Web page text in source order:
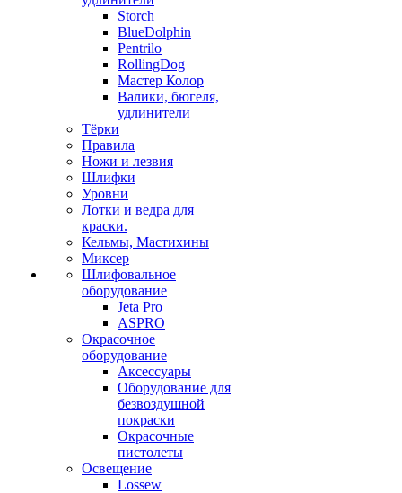
Storch
BlueDolphin
Pentrilo
RollingDog
Мастер Колор
Валики, бюгеля,
удлинители
Тёрки
Правила
Ножи и лезвия
Шлифки
Уровни
Лотки и ведра для
краски.
Кельмы, Мастихины
Миксер
Шлифовальное
оборудование
Jeta Pro
ASPRO
Окрасочное
оборудование
Аксессуары
Оборудование для
безвоздушной
покраски
Окрасочные
пистолеты
Освещение
Lossew